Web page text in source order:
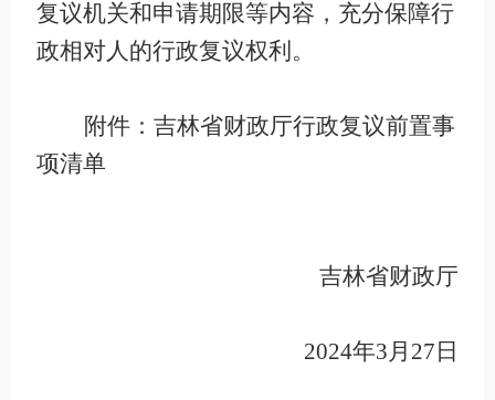
复议机关和申请期限等内容，充分保障行
政相对人的行政复议权利。
附件：吉林省财政厅行政复议前置事
项清单
吉林省财政厅
2024年3月 27 日